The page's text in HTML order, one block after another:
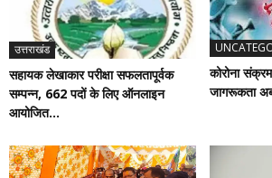
उत्तराखंड
सहायक लेखाकार परीक्षा सफलतापूर्वक
सम्पन्न, 662 पदों के लिए ऑनलाइन
आयोजित...
कोरोना
जागरूकता